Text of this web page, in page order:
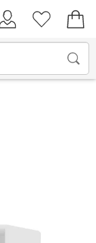
Kundenkonto
Merkliste